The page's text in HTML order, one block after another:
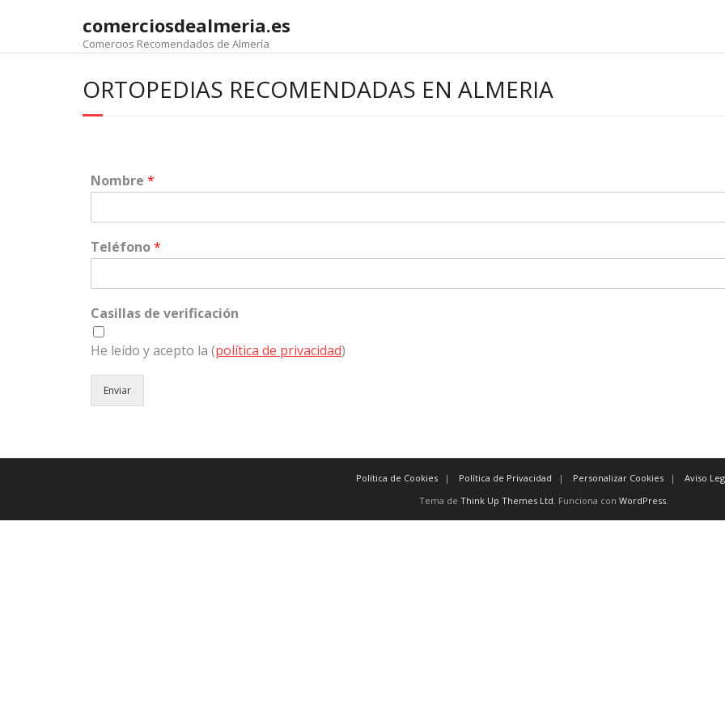
comerciosdealmeria.es
Comercios Recomendados de Almería
ORTOPEDIAS RECOMENDADAS EN ALMERIA
Nombre *
Teléfono*
Casillas de verificación
He leído y acepto la (política de privacidad)
Enviar
Política de Cookies Política de Privacidad Personalizar Cookies
Aviso
Tema de Think Up Themes Ltd. Funciona con WordPress.